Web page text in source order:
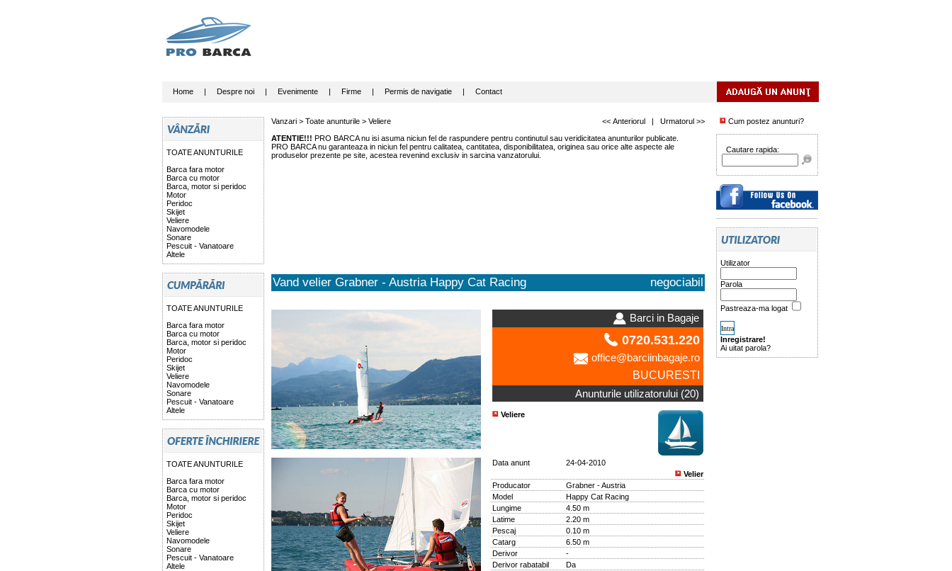
Home| Despre noi| Evenimente| Firme| Permis de navigatie| Contact
TOATE ANUNTURILE
Barca fara motor
Barca cu motor
Barca, motor si peridoc
Motor
Peridoc
Skijet
Veliere
Navomodele
Sonare
Pescuit - Vanatoare
Altele
TOATE ANUNTURILE
Barca fara motor
Barca cu motor
Barca, motor si peridoc
Motor
Peridoc
Skijet
Veliere
Navomodele
Sonare
Pescuit - Vanatoare
Altele
TOATE ANUNTURILE
Barca fara motor
Barca cu motor
Barca, motor si peridoc
Motor
Peridoc
Skijet
Veliere
Navomodele
Sonare
Pescuit - Vanatoare
Altele
Vanzari > Toate anunturile> Veliere << Anteriorul| Urmatorul >>
ATENTIE!!! PRO BARCA nu isi asuma niciun fel de raspundere pentru continutul sau veridicitatea anunturilor publicate.
PRO BARCA nu garanteaza in niciun fel pentru calitatea, cantitatea, disponibilitatea, originea sau orice alte aspecte ale
produselor prezente pe site, acestea revenind exclusiv in sarcina vanzatorului.
Vand velier Grabner - Austria Happy Cat Racing negociabil
Barci in Bagaje
0720.531.220
office@barciinbagaje.ro
BUCURESTI
Anunturile utilizatorului (20)
Veliere
Data anunt
24-04-2010
Velier
Producator
Grabner - Austria
Model
Happy Cat Racing
Lungime
4.50 m
Latime
2.20 m
Pescaj
0.10 m
Catarg
6.50 m
Derivor
-
Derivor rabatabil
Da
Cum postez anunturi?
Cautare rapida:
Utilizator
Parola
Pastreaza-ma logat
Inregistrare!
Ai uitat parola?